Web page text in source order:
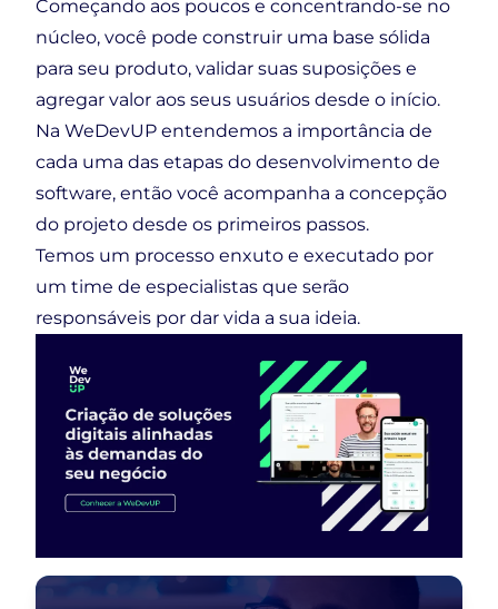
Começando aos poucos e concentrando-se no
núcleo, você pode construir uma base sólida
para seu produto, validar suas suposições e
agregar valor aos seus usuários desde o início.
Na WeDevUP entendemos a importância de
cada uma das etapas do desenvolvimento de
software, então você acompanha a concepção
do projeto desde os primeiros passos.
Temos um processo enxuto e executado por
um time de especialistas que serão
responsáveis por dar vida a sua ideia.